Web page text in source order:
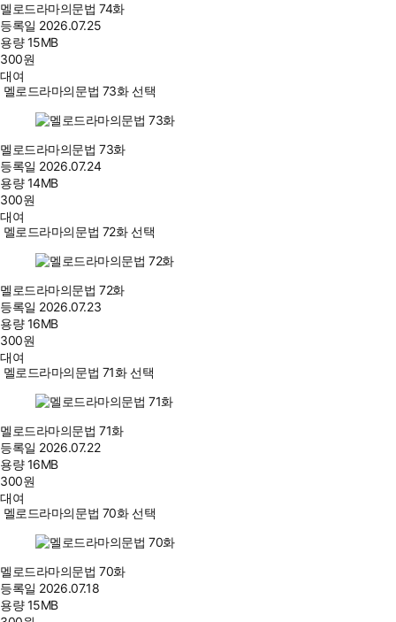
멜로드라마의문법 74화
등록일 2026.07.25
용량15MB
300원
대여
멜로드라마의문법 73화 선택
멜로드라마의문법 73화
등록일 2026.07.24
용량14MB
300원
대여
멜로드라마의문법 72화 선택
멜로드라마의문법 72화
등록일 2026.07.23
용량16MB
300원
대여
멜로드라마의문법 71화 선택
멜로드라마의문법 71화
등록일 2026.07.22
용량16MB
300원
대여
멜로드라마의문법 70화 선택
멜로드라마의문법 70화
등록일 2026.07.18
용량15MB